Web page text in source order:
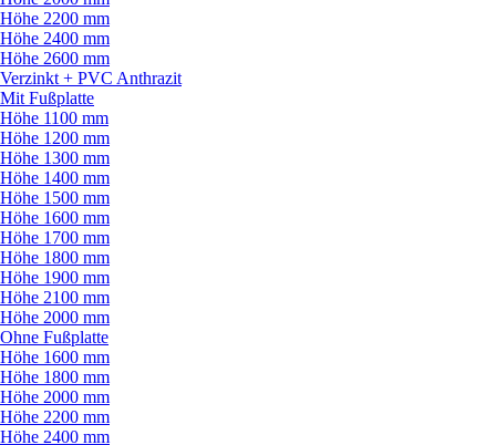
Höhe 2200 mm
Höhe 2400 mm
Höhe 2600 mm
Verzinkt + PVC Anthrazit
Mit Fußplatte
Höhe 1100 mm
Höhe 1200 mm
Höhe 1300 mm
Höhe 1400 mm
Höhe 1500 mm
Höhe 1600 mm
Höhe 1700 mm
Höhe 1800 mm
Höhe 1900 mm
Höhe 2100 mm
Höhe 2000 mm
Ohne Fußplatte
Höhe 1600 mm
Höhe 1800 mm
Höhe 2000 mm
Höhe 2200 mm
Höhe 2400 mm